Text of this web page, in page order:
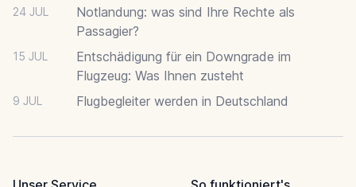
24 JUL
Notlandung: was sind Ihre Rechte als
Passagier?
15 JUL
Entschädigung für ein Downgrade im
Flugzeug: Was Ihnen zusteht
9 JUL Flugbegleiter werden in Deutschland